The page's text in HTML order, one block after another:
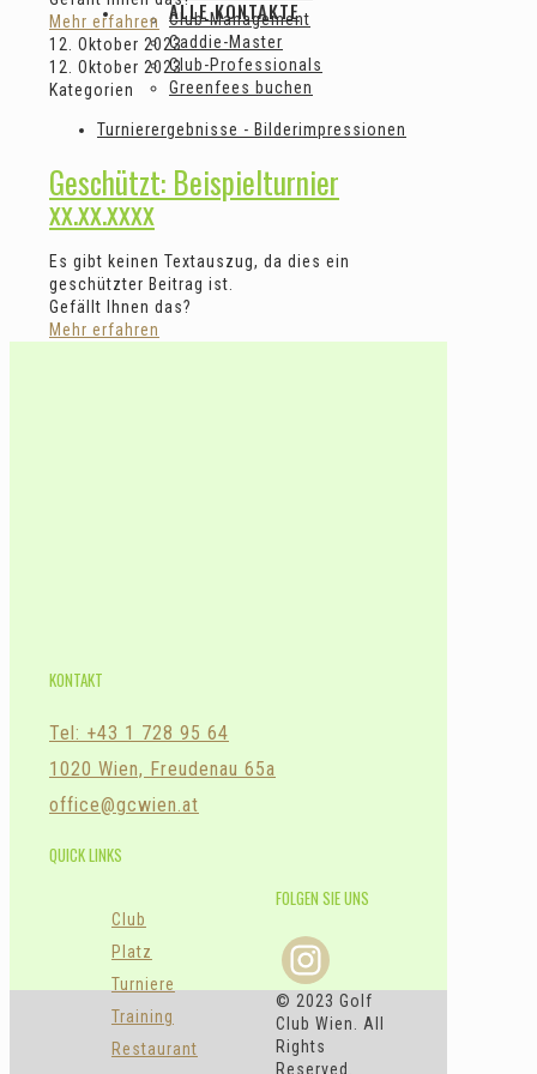
ALLE KONTAKTE
Club-Management
Caddie-Master
Club-Professionals
Greenfees buchen
Mehr erfahren
12. Oktober 2023
12. Oktober 2023
Kategorien
Turnierergebnisse - Bilderimpressionen
Geschützt: Beispielturnier
xx.xx.xxxx
Es gibt keinen Textauszug, da dies ein
geschützter Beitrag ist.
Gefällt Ihnen das?
Mehr erfahren
KONTAKT
Tel: +43 1 728 95 64
1020 Wien, Freudenau 65a
office@gcwien.at
QUICK LINKS
Club
Platz
Turniere
Training
Restaurant
FOLGEN SIE UNS
© 2023 Golf
Club Wien. All
Rights
Reserved.